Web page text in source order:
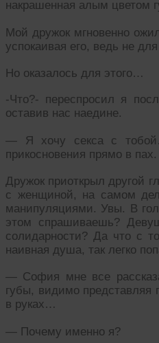
накрашенная алым цветом
Мой дружок мгновенно
успокаивая его, ведь не
Но оказалось для этого…
-Что?- переспросил я
оставив нас наедине.
— Я хочу секса с
прикосновения прямо в
Дружок приоткрыл другой
с женщиной, на самом
манипуляциями. Увы. В
этом спрашиваешь?
солидарности? Да что с
наивная душа, так легко
— София мне все
губы, видимо представляя
в руках…
— Почему именно я?